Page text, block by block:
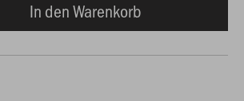
In den Warenkorb